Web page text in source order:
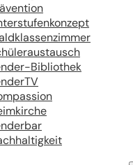
Bibliothek